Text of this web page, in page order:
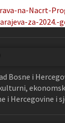
na-Nacrt-
za-2024.-
Bosne i
i Hercegovine i